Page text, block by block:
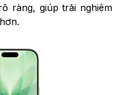
ràng, giúp trải nghiệm